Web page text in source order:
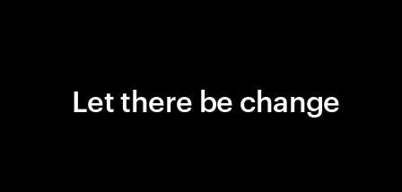
Let there be change